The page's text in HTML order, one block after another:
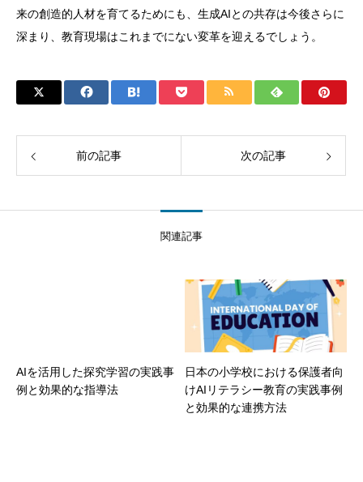
来の創造的人材を育てるためにも、生成AIとの共存は今後さらに
深まり、教育現場はこれまでにない変革を迎えるでしょう。
前の記事 次の記事
関連記事
AIを活用した探究学習の実践事
例と効果的な指導法
日本の小学校における保護者向
けAIリテラシー教育の実践事例
と効果的な連携方法